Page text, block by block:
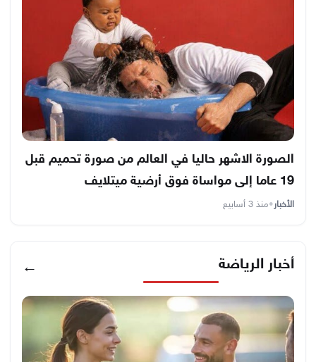
الصورة الاشهر حاليا في العالم من صورة تحميم قبل
19 عاما إلى مواساة فوق أرضية ميتلايف
الأخبار•منذ 3 أسابيع
أخبار الرياضة ←